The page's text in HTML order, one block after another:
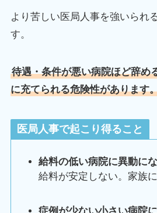
より苦しい医局人事を強いられ
す。
待遇・条件が悪い病院ほど辞め
に充てられる危険性があります
医局人事で起こり得ること
給料の低い病院に異動に
給料が安定しない。家族